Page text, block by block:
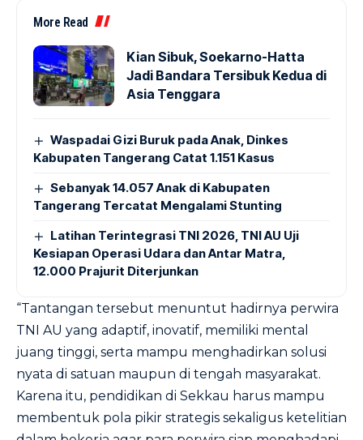
More Read
Kian Sibuk, Soekarno-Hatta
Jadi Bandara Tersibuk Kedua di
Asia Tenggara
Waspadai Gizi Buruk pada Anak, Dinkes
Kabupaten Tangerang Catat 1.151 Kasus
Sebanyak 14.057 Anak di Kabupaten
Tangerang Tercatat Mengalami Stunting
Latihan Terintegrasi TNI 2026, TNI AU Uji
Kesiapan Operasi Udara dan Antar Matra,
12.000 Prajurit Diterjunkan
“Tantangan tersebut menuntut hadirnya perwira
TNI AU yang adaptif, inovatif, memiliki mental
juang tinggi, serta mampu menghadirkan solusi
nyata di satuan maupun di tengah masyarakat.
Karena itu, pendidikan di Sekkau harus mampu
membentuk pola pikir strategis sekaligus ketelitian